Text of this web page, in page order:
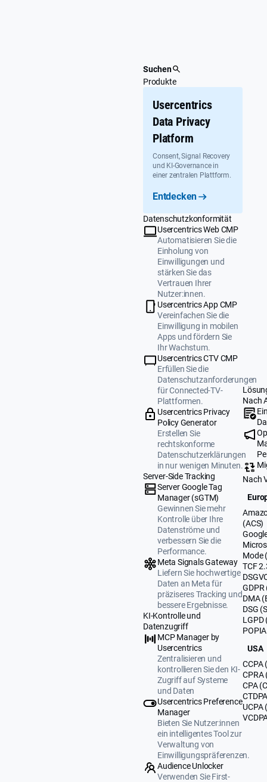
Suchen
Produkte
Usercentrics
Data Privacy
Platform
Consent, Signal Recovery
und KI-Governance in
einer zentralen Plattform.
Entdecken
Datenschutzkonformität
Usercentrics Web CMP
Automatisieren Sie die
Einholung von
Einwilligungen und
stärken Sie das
Vertrauen Ihrer
Nutzer:innen.
Usercentrics App CMP
Vereinfachen Sie die
Einwilligung in mobilen
Apps und fördern Sie
Ihr Wachstum.
Usercentrics CTV CMP
Erfüllen Sie die
Datenschutzanforderungen
für Connected-TV-
Plattformen.
Usercentrics Privacy
Policy Generator
Erstellen Sie
rechtskonforme
Datenschutzerklärungen
in nur wenigen Minuten.
Server-Side Tracking
Server Google Tag
Manager (sGTM)
Gewinnen Sie mehr
Kontrolle über Ihre
Datenströme und
verbessern Sie die
Performance.
Meta Signals Gateway
Liefern Sie hochwertige
Daten an Meta für
präziseres Tracking und
bessere Ergebnisse.
KI-Kontrolle und
Datenzugriff
MCP Manager by
Usercentrics
Zentralisieren und
kontrollieren Sie den KI-
Zugriff auf Systeme
und Daten
Usercentrics Preference
Manager
Bieten Sie Nutzer:innen
ein intelligentes Tool zur
Verwaltung von
Einwilligungspräferenzen.
Audience Unlocker
Verwenden Sie First-
Nach
Nach
(ACS)
Mode
TCF
GDPR
DMA
DSG
LGPD
USA
CCPA
CPRA
CPA
UCPA